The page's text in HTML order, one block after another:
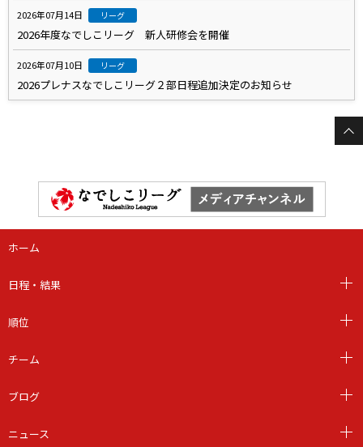
2026年07月14日 リーグ
2026年度なでしこリーグ 新人研修会を開催
2026年07月10日 リーグ
2026プレナスなでしこリーグ２部日程追加決定のお知らせ
ホーム
日程・結果
順位
チーム
ブログ
ニュース